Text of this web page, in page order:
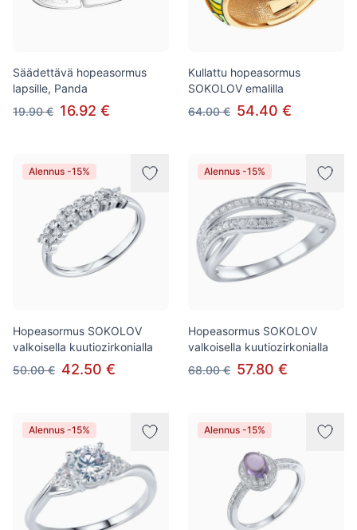
Säädettävä hopeasormus
lapsille, Panda
19.90 € 16.92 €
Kullattu hopeasormus
SOKOLOV emalilla
64.00 € 54.40 €
Alennus -15%
Hopeasormus SOKOLOV
valkoisella kuutiozirkonialla
50.00 € 42.50 €
Alennus -15%
Hopeasormus SOKOLOV
valkoisella kuutiozirkonialla
68.00 € 57.80 €
Alennus -15% Alennus -15%